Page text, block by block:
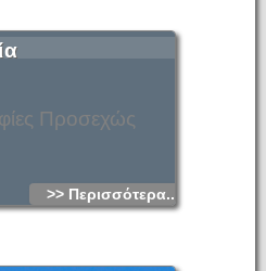
Προσεχώς
>> Περισσότερα...